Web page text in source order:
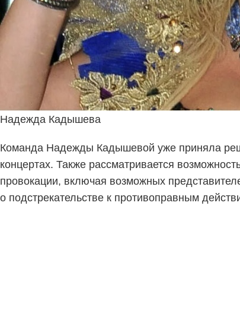
Надежда Кадышева
Команда Надежды Кадышевой уже приняла
концертах. Также рассматривается
провокации, включая возможных
о подстрекательстве к противоправным